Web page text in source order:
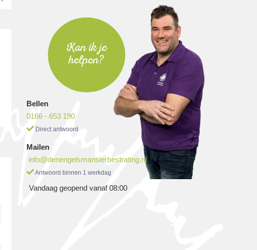
Kan ik je
helpen?
Bellen
0166 - 653 190
Direct antwoord
Mailen
info@denengelsmansierbestrating.nl
Antwoord binnen 1 werkdag
Vandaag geopend vanaf 08:00